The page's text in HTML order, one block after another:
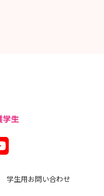
学生用お問い合わせ